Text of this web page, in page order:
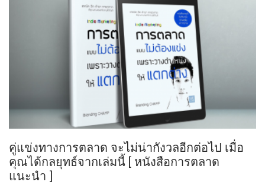
คู่แข่งทางการตลาด จะไม่น่ากังวลอีกต่อไป เมื่อ
คุณได้กลยุทธ์จากเล่มนี้ [ หนังสือการตลาด
แนะนำ ]